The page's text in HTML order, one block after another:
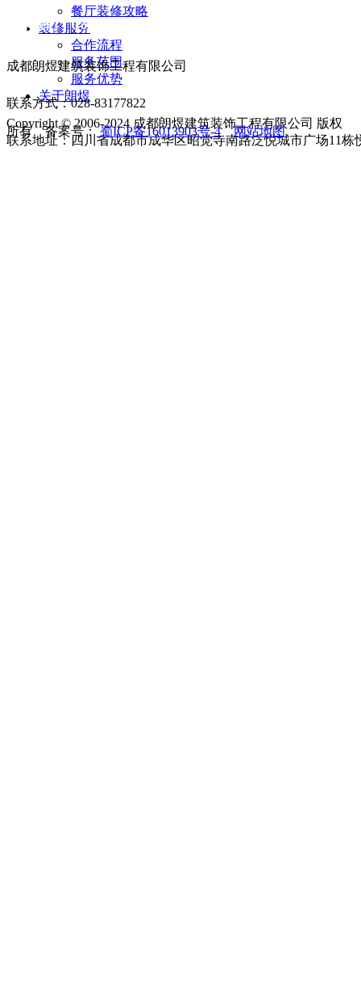
餐厅装修攻略
装修服务
合作流程
服务范围
服务优势
关于朗煜
联系我们 Contact us
成都朗煜建筑装饰工程有限公司
联系方式：028-83177822
联系地址：四川省成都市成华区昭觉寺南路泛悦城市广场11栋
Copyright © 2006-2024 成都朗煜建筑装饰工程有限公司 版权
所有 备案号：蜀ICP备16013903号-4 网站地图